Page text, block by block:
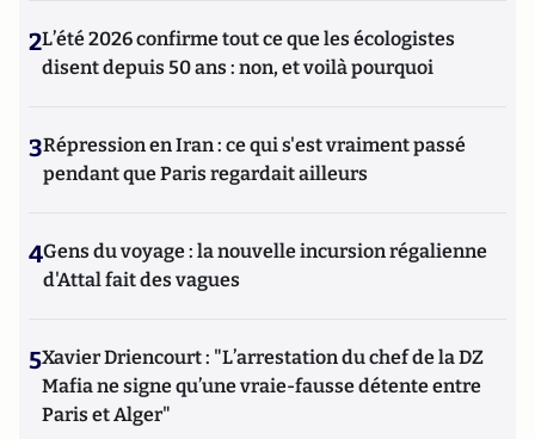
2L’été 2026 confirme tout ce que les écologistes
disent depuis 50 ans : non, et voilà pourquoi
3Répression en Iran : ce qui s'est vraiment passé
pendant que Paris regardait ailleurs
4Gens du voyage : la nouvelle incursion régalienne
d'Attal fait des vagues
5Xavier Driencourt : "L’arrestation du chef de la DZ
Mafia ne signe qu’une vraie-fausse détente entre
Paris et Alger"